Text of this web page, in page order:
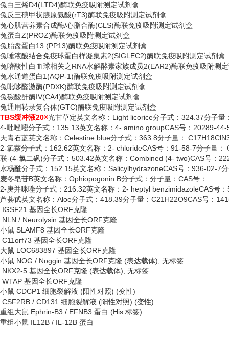
兔白三烯D4(LTD4)酶联免疫吸附测定试剂盒
兔反三碘甲状腺原氨酸(rT3)酶联免疫吸附测定试剂盒
兔心肌营养素合成酶/心脂合酶(CLS)酶联免疫吸附测定试剂盒
兔蛋白Z(PROZ)酶联免疫吸附测定试剂盒
兔胎盘蛋白13 (PP13)酶联免疫吸附测定试剂盒
兔唾液酸结合免疫球蛋白样凝集素2(SIGLEC2)酶联免疫吸附测定试剂盒
兔嗜酸性白血球相关之RNA水解酵素家族成员2(EAR2)酶联免疫吸附测
兔水通道蛋白1(AQP-1)酶联免疫吸附测定试剂盒
兔吡哆醛激酶(PDXK)酶联免疫吸附测定试剂盒
兔碳酸酐酶IV(CA4)酶联免疫吸附测定试剂盒
兔通用转录复合体(GTC)酶联免疫吸附测定试剂盒
TBS缓冲液20×光甘草定英文名称： Light licorice分子式：324.37分子
4-吡唑嘧分子式：135.13英文名称：4- amino groupCAS号：20289-
天青石蓝英文名称： Celestine blue分子式：363.8分子量：
2-氯萘分子式：162.62英文名称：2- chlorideCAS号：91-58-7分子量：
联-(4-氯二砜)分子式：503.42英文名称：Combined (4- two)CAS号：
水杨酰分子式： 152.15英文名称：SalicylhydrazoneCAS号：936-02-7
麦冬皂苷B英文名称：Ophiopogonin B分子式：分子量：CAS号：
2-庚并咪唑分子式：216.32英文名称：2- heptyl benzimidazoleCAS号
芦荟甙英文名称： Aloe分子式：418.39分子量：C21H22O9CAS号：
IGSF21 基因全长ORF克隆
NLN / Neurolysin 基因全长ORF克隆
小鼠 SLAMF8 基因全长ORF克隆
C11orf73 基因全长ORF克隆
大鼠 LOC683897 基因全长ORF克隆
小鼠 NOG / Noggin 基因全长ORF克隆 (表达载体), 无标签
NKX2-5 基因全长ORF克隆 (表达载体), 无标签
WTAP 基因全长ORF克隆
小鼠 CDCP1 细胞裂解液 (阳性对照) (变性)
CSF2RB / CD131 细胞裂解液 (阳性对照) (变性)
重组大鼠 Ephrin-B3 / EFNB3 蛋白 (His 标签)
重组小鼠 IL12B / IL-12B 蛋白